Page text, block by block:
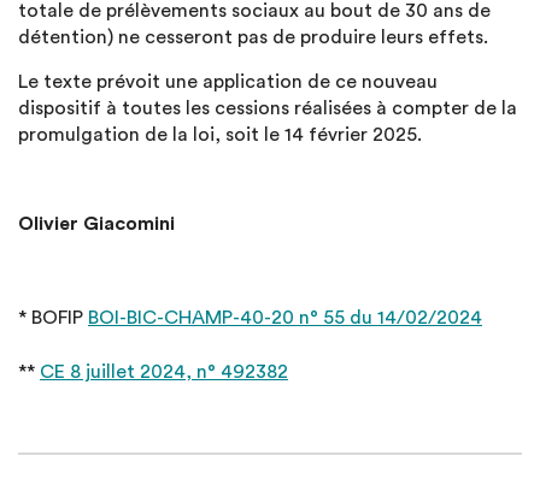
totale de prélèvements sociaux au bout de 30 ans de
détention) ne cesseront pas de produire leurs effets.
Le texte prévoit une application de ce nouveau
dispositif à toutes les cessions réalisées à compter de la
promulgation de la loi, soit le 14 février 2025.
Olivier Giacomini
* BOFIP BOI-BIC-CHAMP-40-20 n° 55 du 14/02/2024
** CE 8 juillet 2024, n° 492382